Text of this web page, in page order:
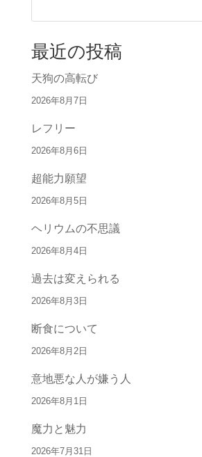
最近の投稿
天狗の高転び
2026年8月7日
レフリー
2026年8月6日
超能力願望
2026年8月5日
ヘリウムの不思議
2026年8月4日
過去は変えられる
2026年8月3日
断食について
2026年8月2日
意地悪な人が嫌う人
2026年8月1日
魔力と魅力
2026年7月31日